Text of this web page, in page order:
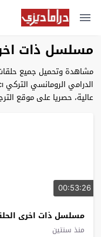
مسلسل ذات
مشاهدة وتحميل جميع
عالية، حصريا على موقع
00:53:26
مسلسل ذات اخرى الحلقة 16 –
منذ سنتين